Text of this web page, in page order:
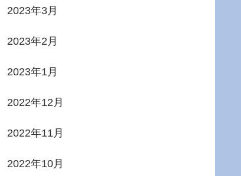
2023年3月
2023年2月
2023年1月
2022年12月
2022年11月
2022年10月